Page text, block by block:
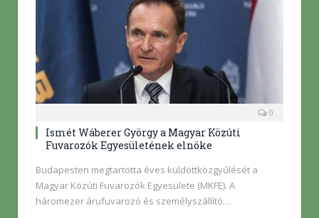
0
Ismét Wáberer György a Magyar Közúti
Fuvarozók Egyesületének elnöke
Budapesten megtartotta éves küldöttközgyűlését a
Magyar Közúti Fuvarozók Egyesülete (MKFE). A
háromezer árufuvarozó és személyszállító…